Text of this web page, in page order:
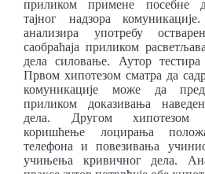
приликом примене посебне
тајног надзора
анализира употребу
саобраћаја приликом
дела силовање. Аутор тестира
Првом хипотезом сматра да
комуникације може да
приликом доказивања
дела. Другом хипотезом
коришћење лоцирања
телефона и повезивања
учињења кривичног дела.